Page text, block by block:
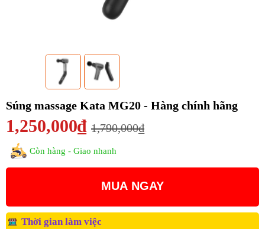
Súng massage Kata MG20 - Hàng chính hãng
1,250,000₫ 1,790,000₫
Còn hàng - Giao nhanh
MUA NGAY
Thời gian làm việc